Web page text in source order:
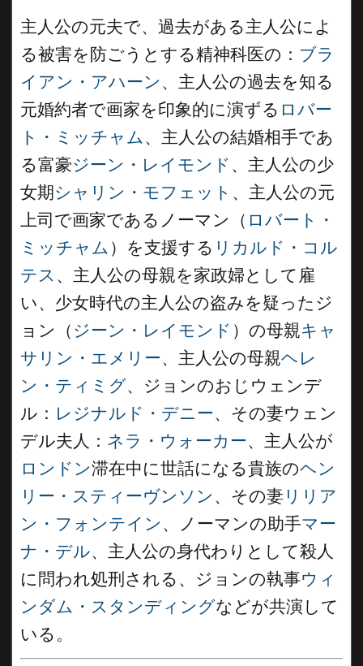
主人公の元夫で、過去がある主人公によ
る被害を防ごうとする精神科医の： ブラ
イアン・アハーン 、主人公の過去を知る
元婚約者で画家を印象的に演ずる ロバー
ト・ミッチャム、主人公の結婚相手であ
る富豪ジーン・レイモンド 、主人公の少
女期シャリン・モフェット 、主人公の元
上司で画家であるノーマン（ ロバート・
ミッチャム ）を支援する リカルド・コル
テス 、主人公の母親を家政婦として雇
い、少女時代の主人公の盗みを疑ったジ
ョン（ ジーン・レイモンド ）の母親キャ
サリン・エメリー、主人公の母親ヘレ
ン・ティミグ、ジョンのおじウェンデ
ル： レジナルド・デニー、その妻ウェン
デル夫人： ネラ・ウォーカー、主人公が
ロンドン滞在中に世話になる貴族のヘン
リー・スティーヴンソン 、その妻 リリア
ン・フォンテイン 、ノーマンの助手マー
ナ・デル、主人公の身代わりとして殺人
に問われ処刑される、ジョンの執事ウィ
ンダム・スタンディングなどが共演して
いる。